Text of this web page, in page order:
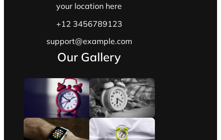
your location here
+12 3456789123
support@example.com
Our Gallery